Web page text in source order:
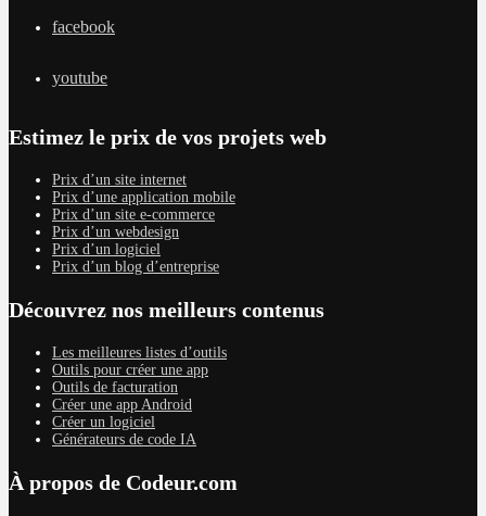
facebook
youtube
Estimez le prix de vos projets web
Prix d’un site internet
Prix d’une application mobile
Prix d’un site e-commerce
Prix d’un webdesign
Prix d’un logiciel
Prix d’un blog d’entreprise
Découvrez nos meilleurs contenus
Les meilleures listes d’outils
Outils pour créer une app
Outils de facturation
Créer une app Android
Créer un logiciel
Générateurs de code IA
À propos de Codeur.com